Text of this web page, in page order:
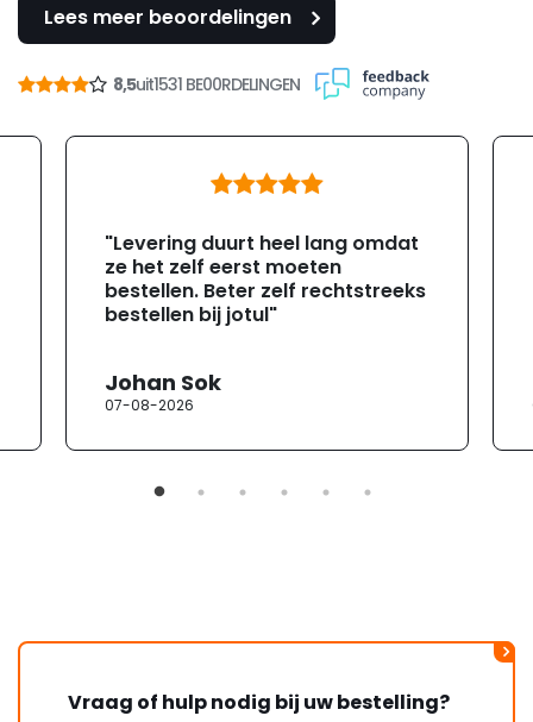
Lees meer beoordelingen
8,5uit1531 BE00RDELINGEN
"Levering duurt heel lang omdat
ze het zelf eerst moeten
bestellen. Beter zelf rechtstreeks
bestellen bij jotul"
Johan Sok
07-08-2026
Vraag of hulp nodig bij uw bestelling?